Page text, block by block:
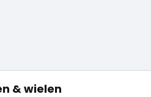
& wielen